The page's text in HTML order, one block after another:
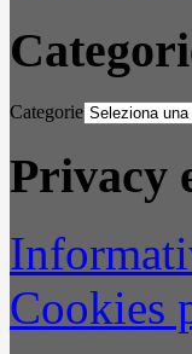
Categorie
Privacy
Cookies